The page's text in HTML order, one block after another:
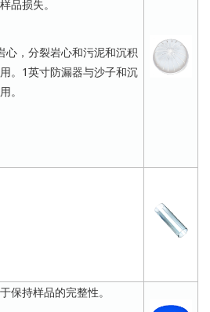
中的样品损失。
心，分裂岩心和污泥和沉积
。1英寸防漏器与沙子和沉
。
保持样品的完整性。